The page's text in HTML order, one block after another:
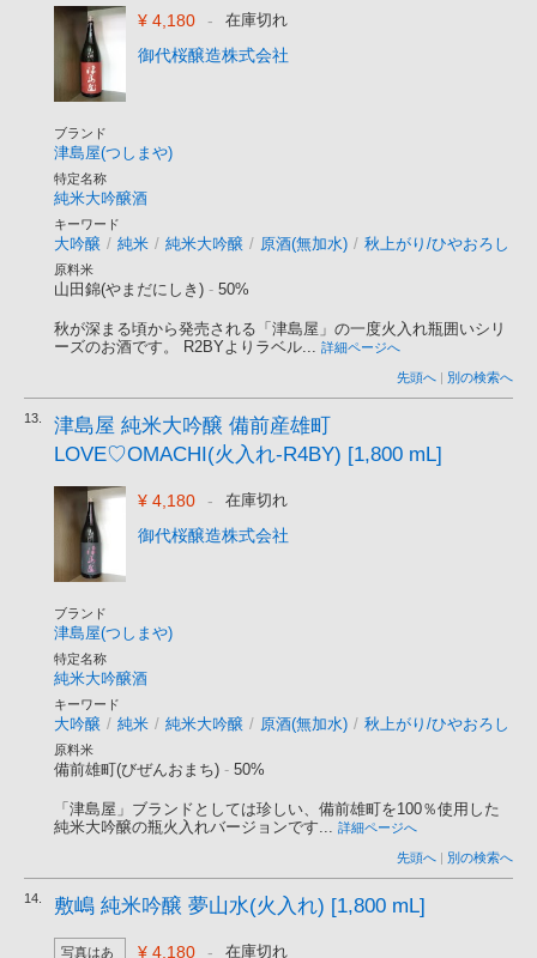
¥ 4,180 - 在庫切れ
御代桜醸造株式会社
ブランド
津島屋(つしまや)
特定名称
純米大吟醸酒
キーワード
大吟醸 / 純米 / 純米大吟醸 / 原酒(無加水) / 秋上がり/ひやおろし
原料米
山田錦(やまだにしき) - 50%
秋が深まる頃から発売される「津島屋」の一度火入れ瓶囲いシリ
ーズのお酒です。 R2BYよりラベル... 詳細ページへ
先頭へ | 別の検索へ
13.
津島屋 純米大吟醸 備前産雄町
LOVE♡OMACHI(火入れ-R4BY) [1,800 mL]
¥ 4,180 - 在庫切れ
御代桜醸造株式会社
ブランド
津島屋(つしまや)
特定名称
純米大吟醸酒
キーワード
大吟醸 / 純米 / 純米大吟醸 / 原酒(無加水) / 秋上がり/ひやおろし
原料米
備前雄町(びぜんおまち) - 50%
「津島屋」ブランドとしては珍しい、備前雄町を100％使用した
純米大吟醸の瓶火入れバージョンです... 詳細ページへ
先頭へ | 別の検索へ
14. 敷嶋 純米吟醸 夢山水(火入れ) [1,800 mL]
写真はあ
¥ 4,180 - 在庫切れ